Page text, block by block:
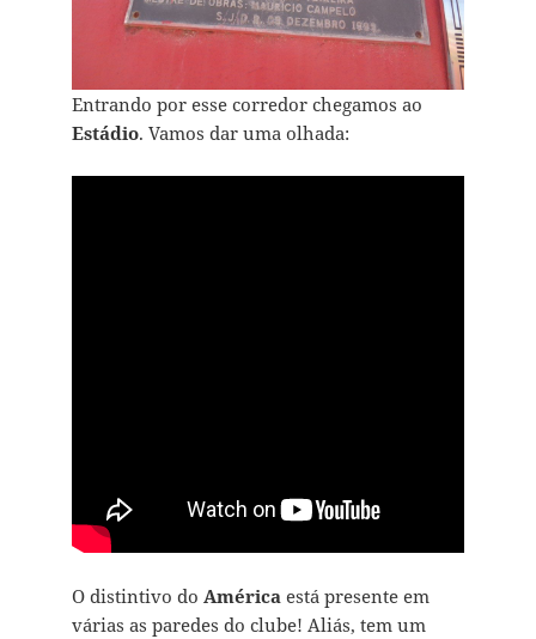
Entrando por esse corredor chegamos ao
Estádio. Vamos dar uma olhada:
O distintivo do Américaestá presente em
várias as paredes do clube! Aliás, tem um